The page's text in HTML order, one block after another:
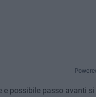
e possibile passo avanti